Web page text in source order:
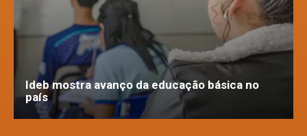
Ideb mostra avanço da educação básica no
país